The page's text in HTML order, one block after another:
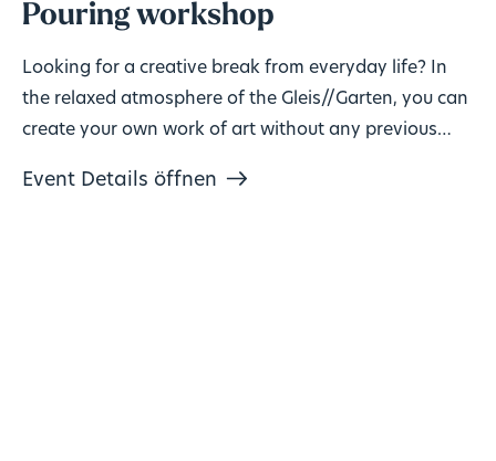
Pouring workshop
Looking for a creative break from everyday life? In
the relaxed atmosphere of the Gleis//Garten, you can
create your own work of art without any previous
Event Details öffnen